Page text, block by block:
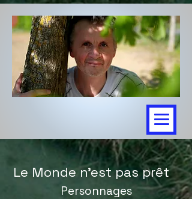
Le Monde n'est pas prêt
Personnages